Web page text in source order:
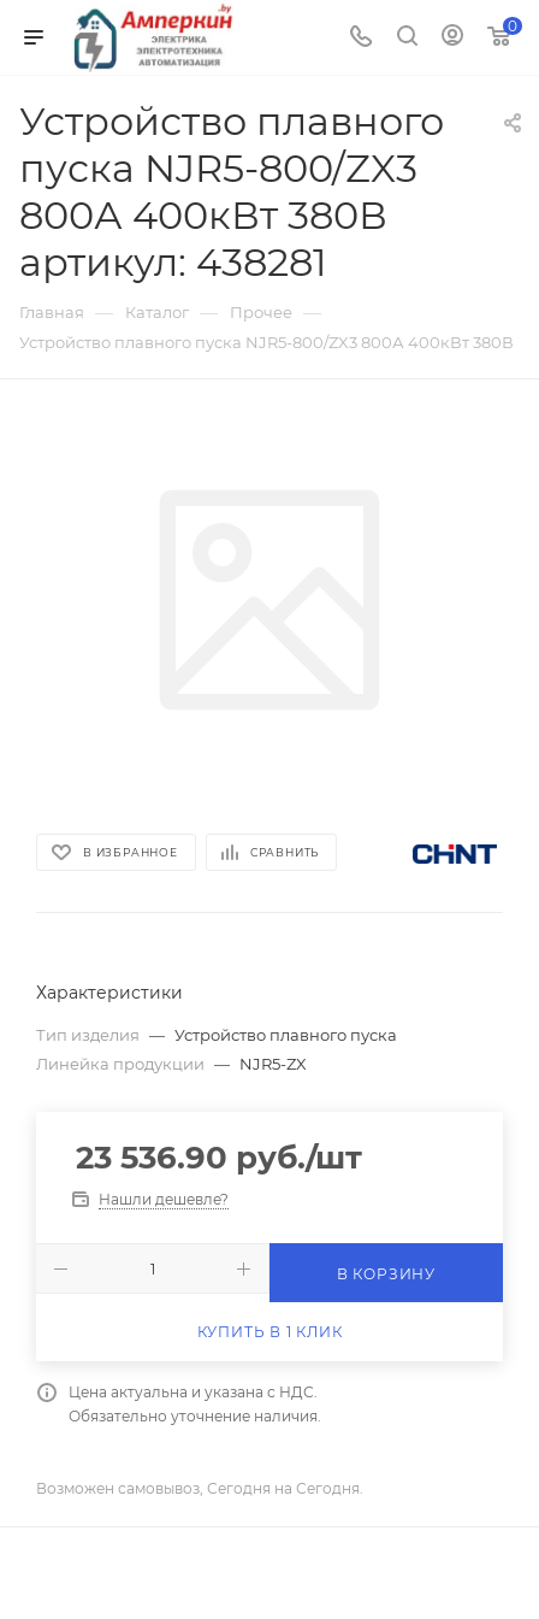
0
Устройство плавного
пуска NJR5-800/ZX3
800А 400кВт 380В
артикул: 438281
Главная — Каталог — Прочее —
Устройство плавного пуска NJR5-800/ZX3 800А 400кВт 380В
В ИЗБРАННОЕ СРАВНИТЬ
Характеристики
Тип изделия — Устройство плавного пуска
Линейка продукции — NJR5-ZX
23 536.90 руб./шт
Нашли дешевле?
В КОРЗИНУ
КУПИТЬ В 1 КЛИК
Цена актуальна и указана с НДС.
Обязательно уточнение наличия.
Возможен самовывоз, Сегодня на Сегодня.